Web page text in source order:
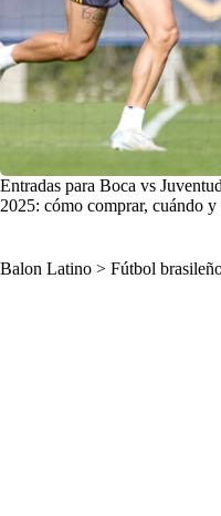
Entradas para Boca vs
2025: cómo comprar, cuándo y
Balon Latino > Fútbol